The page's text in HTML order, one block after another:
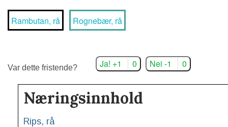
Rambutan, rå Rognebær, rå
Var dette fristende? Ja! +1 0 Nei -1 0
Næringsinnhold
Rips, rå